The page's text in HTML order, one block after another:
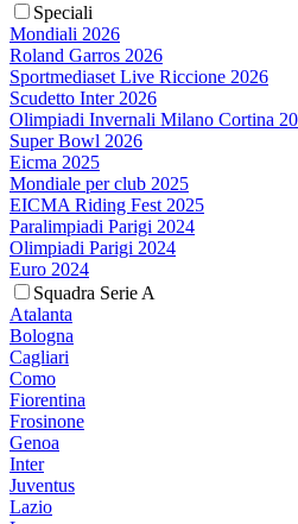
Speciali
Mondiali 2026
Roland Garros 2026
Sportmediaset Live Riccione 2026
Scudetto Inter 2026
Olimpiadi Invernali Milano Cortina
Super Bowl 2026
Eicma 2025
Mondiale per club 2025
EICMA Riding Fest 2025
Paralimpiadi Parigi 2024
Olimpiadi Parigi 2024
Euro 2024
Squadra Serie A
Atalanta
Bologna
Cagliari
Como
Fiorentina
Frosinone
Genoa
Inter
Juventus
Lazio